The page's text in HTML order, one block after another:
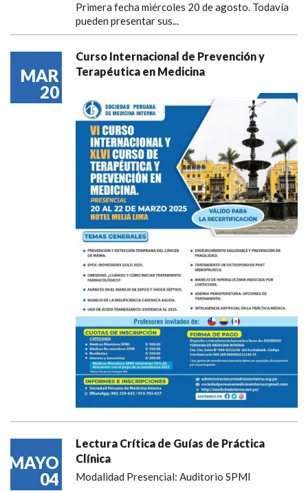
Primera fecha miércoles 20 de agosto. Todavía
pueden presentar sus...
MAR
20
Curso Internacional de Prevención y
Terapéutica en Medicina
MAYO
04
Lectura Crítica de Guías de Práctica
Clínica
Modalidad Presencial: Auditorio SPMI